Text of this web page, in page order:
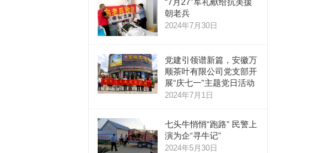
朝老兵
2024年7月30日
党建引领谱新篇，安徽万
顺茶叶有限公司党支部开
展“庆七一”主题党日活动
2024年7月1日
七头牛悄悄“跑路” 民警上
演为企“寻牛记”
2024年5月30日